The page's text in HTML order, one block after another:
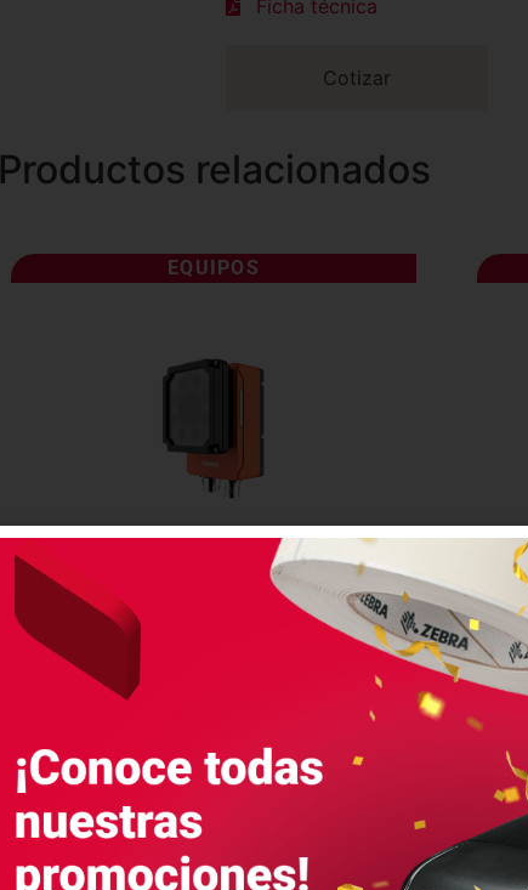
Ficha técnica
Cotizar
Productos relacionados
EQUIPOS
Lectores De Códigos Serie
Los lectores de códigos de la serie
LEER MÁS